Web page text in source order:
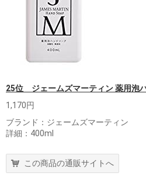
25位 ジェームズマーティン 薬用泡
1,170円
ブランド：ジェームズマーティン
詳細：400ml
この商品の通販サイトへ